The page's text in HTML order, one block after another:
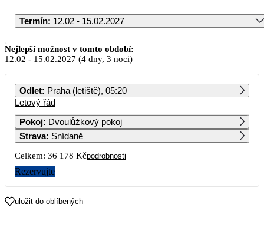
Termín: 12.02 - 15.02.2027
Únor 2027
PO ÚT ST ČT PÁ SO NE
8
22
Nejlepší možnost v tomto období:
12.02 - 15.02.2027 (4 dny, 3 noci)
Odlet: Praha (letiště), 05:20
Letový řád
Pokoj: Dvoulůžkový pokoj
Strava: Snídaně
Celkem: 36 178 Kčpodrobnosti
Rezervujte
uložit do oblíbených